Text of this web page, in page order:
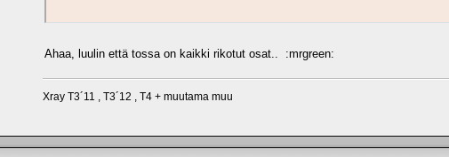
Ahaa, luulin että tossa on kaikki rikotut osat.. :mrgreen:
Xray T3´11 , T3´12 , T4 + muutama muu